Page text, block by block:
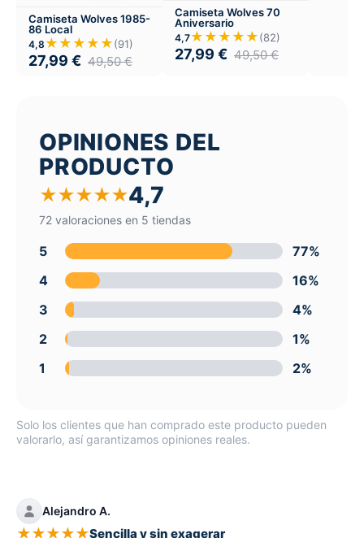
Camiseta Wolves 1985-
86 Local
4,8 ★★★★★(91)
27,99 € 49,50€
Camiseta Wolves 70
Aniversario
4,7★★★★★(82)
27,99 € 49,50€
OPINIONES DEL
PRODUCTO
★★★★★4,7
72 valoraciones en 5 tiendas
5
77%
4
16%
3
4%
2
1%
1
2%
Solo los clientes que han comprado este producto pueden
valorarlo, así garantizamos opiniones reales.
Alejandro A.
★★★★★Sencilla y sin exagerar